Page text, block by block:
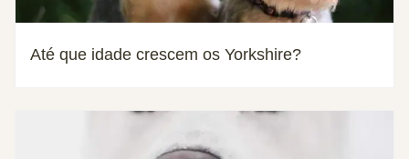
Até que idade crescem os Yorkshire?